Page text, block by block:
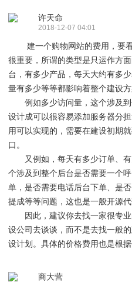
许天命
2018-12-07 04:01
建一个购物网站的费用，要看
很重要，所谓的类型是只运作方
台，有多少产品，每天大约有多
量有多少等等都影响着整个建设方
例如多少访问量，这个涉及到
设计成可以很容易添加服务器分
用可以实现的，需要在建设初期
口。
又例如，每天有多少订单、有
个涉及到整个后台是否需要一个
单，是否需要电话后台下单、是
提成等等问题，这也是一般开源
因此，建议你去找一家很专业
设公司去谈谈，而不是去找一般
设计划。具体的价格费用也是根据
商大营